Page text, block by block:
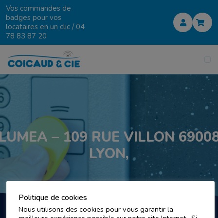
Vos commandes de
badges pour vos
locataires en un clic /04
78 83 87 20
– 109 RUE VILLON
LYON,
Politique de cookies
Nous utilisons des cookies pour vous garantir la